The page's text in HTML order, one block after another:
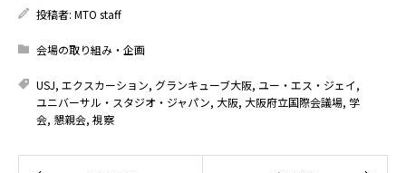
投稿者: MTO staff
会場の取り組み・企画
USJ, エクスカーション, グランキューブ大阪, ユー・エス・ジェイ,
ユニバーサル・スタジオ・ジャパン, 大阪, 大阪府立国際会議場, 学
会, 懇親会, 視察